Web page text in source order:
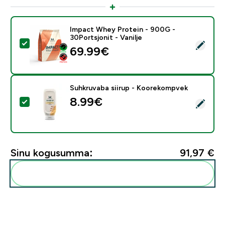
Vali see toode - Impact Whey Protein - 900G -
Impact Whey Protein - 900G -
30Portsjonit - Vanilje
69.99€‎
Vali see toode - Suhkruvaba siirup - Koorekompvek
Suhkruvaba siirup - Koorekompvek
8.99€‎
Sinu kogusumma: 91,97 €‎